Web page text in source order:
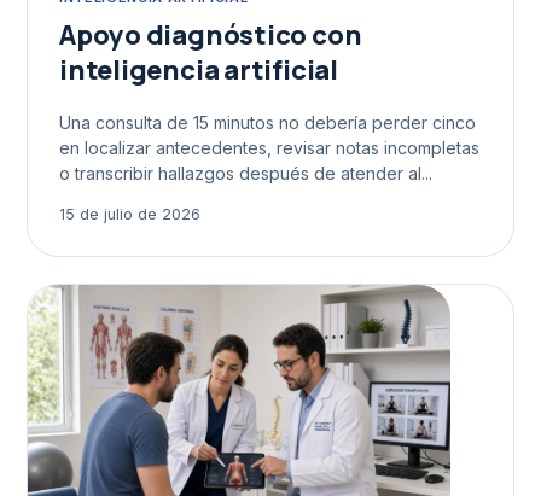
Apoyo diagnóstico con
inteligencia artificial
Una consulta de 15 minutos no debería perder cinco
en localizar antecedentes, revisar notas incompletas
o transcribir hallazgos después de atender al...
15 de julio de 2026